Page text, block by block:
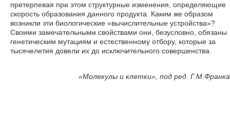
претерпевая при этом структурные изменения, определяющие
скорость образования данного продукта. Каким же образом
возникли эти биологические «вычислительные устройства»?
Своими замечательными свойствами они, безусловно, обязаны
генетическим мутациям и естественному отбору, которые за
тысячелетия довели их до исключительного совершенства.
«Молекулы и клетки», под ред. Г.М.Франка